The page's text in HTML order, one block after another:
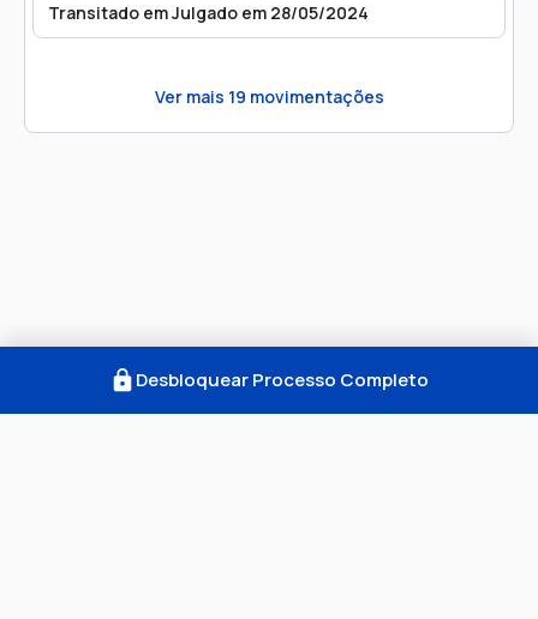
Transitado em Julgado em 28/05/2024
Ver mais 19 movimentações
Desbloquear Processo Completo